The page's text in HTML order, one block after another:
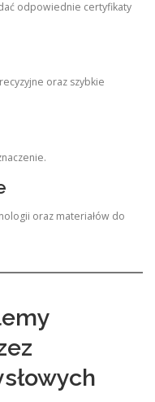
odpowiednie certyfikaty
oraz szybkie
oraz materiałów do